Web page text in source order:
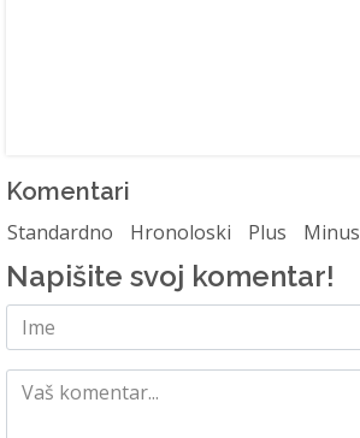
Komentari
Standardno Hronoloski Plus Minus
Napišite svoj komentar!